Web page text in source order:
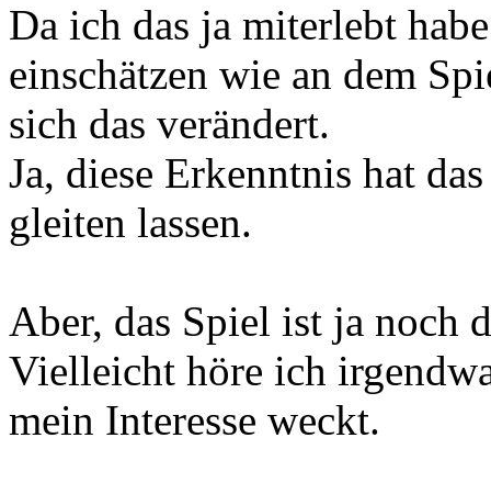
Da ich das ja miterlebt
einschätzen wie an dem
sich das verändert.
Ja, diese Erkenntnis hat
gleiten lassen.
Aber, das Spiel ist ja noch
Vielleicht höre ich
mein Interesse weckt.